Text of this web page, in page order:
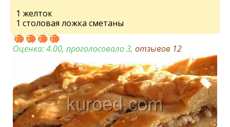
1 желток
1 столовая ложка сметаны
Оценка:4.00, проголосовало 3, отзывов 12